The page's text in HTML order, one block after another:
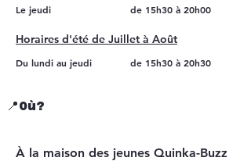
Le jeudi
de 15h30 à 20h00
Horaires d'été de Juillet à Août
de 15h30 à 20h30
Du lundi au jeudi
📍Où?
À la maison des jeunes Quinka-Buzz